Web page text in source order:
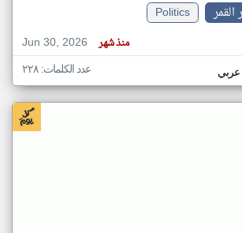
القمر
Politics
Jun 30, 2026
منذ شهر
عربي عدد الكلمات: ٢٢٨